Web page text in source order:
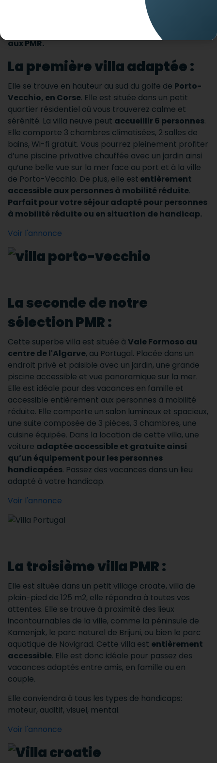
villas accessible
aux PMR.
La première villa adaptée :
Elle se trouve en hauteur au sud du golfe de Porto-
Vecchio, en Corse. Elle est située dans un petit
quartier résidentiel où vous trouverez calme et
sérénité. La villa neuve peut accueillir 6 personnes.
Elle comporte 3 chambres climatisées, 2 salles de
bains, Wi-fi gratuit. Vous pourrez pleinement profiter
d’une piscine privative chauffée avec un jardin ainsi
qu’une belle vue sur la mer face au port et à la ville
de Porto-Vecchio. De plus, elle est entièrement
accessible aux personnes à mobilité réduite.
Parfait pour votre séjour adapté pour personnes
à mobilité réduite ou en situation de handicap.
Voir l'annonce
La seconde de notre
sélection PMR :
Cette superbe villa est située à Vale Formoso au
centre de l'Algarve, au Portugal. Placée dans un
endroit privé et paisible avec un jardin, une grande
piscine accessible et vue panoramique sur la mer.
Elle est idéale pour des vacances en famille et
accessible entièrement aux personnes à mobilité
réduite. Elle comporte un salon lumineux et spacieux,
une suite composée de 3 pièces, 3 chambres, une
cuisine équipée. Dans la location de cette villa, une
voiture adaptée accessible et gratuite ainsi
qu’un équipement pour les personnes
handicapées. Passez des vacances dans un lieu
adapté à votre handicap.
Voir l'annonce
La troisième villa PMR :
Elle est située dans un petit village croate, villa de
plain-pied de 125 m2, elle répondra à toutes vos
attentes. Elle se trouve à proximité des lieux
incontournables de la ville, comme la péninsule de
Kamenjak, le parc naturel de Brijuni, ou bien le parc
aquatique de Novigrad. Cette villa est entièrement
accessible. Elle est donc idéale pour passez des
vacances adaptés entre amis, en famille ou en
couple.
Elle conviendra à tous les types de handicaps:
moteur, auditif, visuel, mental.
Voir l'annonce